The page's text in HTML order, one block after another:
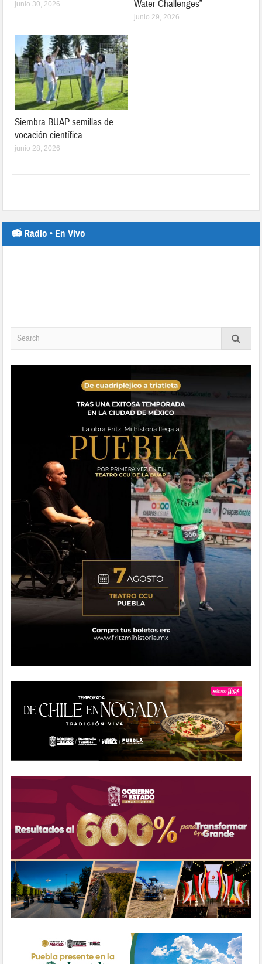
junio 30, 2026 Water Challenges”
junio 29, 2026
Siembra BUAP semillas de
vocación científica
junio 28, 2026
📻 Radio • En Vivo